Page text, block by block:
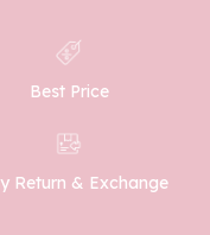
Best Price
Return & Exchange